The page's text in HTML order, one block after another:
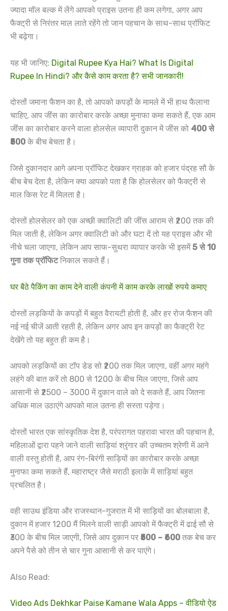
ज्यादा मॉल बल्क में लेंगे आपको प्राइस उतना ही कम लगेगा, अगर आप
फैक्ट्री से निरंतर माल लाते रहेंगे तो जान पहचान के साथ-साथ प्रॉफिट
भी बढ़ेगा।
यह भी जानिए: Digital Rupee Kya Hai? What Is Digital
Rupee In Hindi? और कैसे काम करता है? सभी जानकारी!
दोस्तों जमाना फैशन का है, तो आपको कपड़ों के मामले में भी हाथ फैलाना
चाहिए, आप जींस का कारोबार करके अच्छा मुनाफा कमा सकते हैं, एक आम
जींस का कारोबार करने वाला होलसेल व्यापारी दुकान में जींस को 400 से
₹500 के बीच बेचता है।
जिसे दुकानदार आगे अपना प्रॉफिट देखकर ग्राहक को हजार पंद्रह सौ के
बीच बेच देता है, लेकिन क्या आपको पता है कि होलसेलर को फैक्ट्री से
माल किस रेट में मिलता है।
दोस्तों होलसेलर को एक अच्छी क्वालिटी की जींस आराम से ₹200 तक की
मिल जाती है, लेकिन अगर क्वालिटी को और घटा दें तो यह प्राइस और भी
नीचे चला जाएगा, लेकिन आप साफ-सुथरा व्यापार करके भी इसमें5 से 10
गुना तक प्रॉफिटनिकाल सकते हैं।
घर बैठे पैकिंग का काम देने वाली कंपनी में काम करके लाखों रुपये कमाए
दोस्तों लड़कियों के कपड़ों में बहुत वैरायटी होती है, और हर रोज फैशन की
नई नई चीजें आती रहती है, लेकिन अगर आप इन कपड़ों का फैक्ट्री रेट
देखेंगे तो यह बहुत ही कम है।
आपको लड़कियों का टॉप डेड सो ₹200 तक मिल जाएगा, वहीं अगर महंगे
लहंगे की बात करें तो 800 से 1200 के बीच मिल जाएगा, जिसे आप
आसानी से ₹2500 – 3000 में दुकान वाले को दे सकते हैं, आप जितना
अधिक माल उठाएंगे आपको माल उतना ही सस्ता पड़ेगा।
दोस्तों भारत एक सांस्कृतिक देश है, परंपरागत पहरावा भारत की पहचान है,
महिलाओं द्वारा पहने जाने वाली साड़ियां श्रृंगार की उच्चतम श्रेणी में आने
वाली वस्तु होती है, आप रंग-बिरंगी साड़ियों का कारोबार करके अच्छा
मुनाफा कमा सकते हैं, महाराष्ट्र जैसे मराठी इलाके में साड़ियां बहुत
प्रचलित है।
वही साउथ इंडिया और राजस्थान-गुजरात में भी साड़ियों का बोलबाला है,
दुकान में हजार 1200 मैं मिलने वाली साड़ी आपको में फैक्ट्री में ढाई सौ से
₹300 के बीच मिल जाएगी, जिसे आप दुकान पर ₹500 – ₹600 तक बेच कर
अपने पैसे को तीन से चार गुना आसानी से कर पाएंगे।
Also Read:
Video Ads Dekhkar Paise Kamane Wala Apps – वीडियो ऐड